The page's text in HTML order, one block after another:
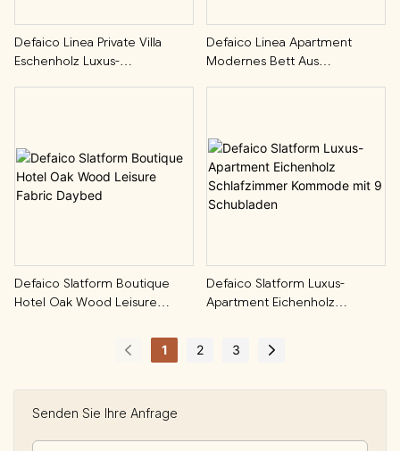
Senden Sie Ihre Anfrage
Defaico Linea Private Villa
Eschenholz Luxus-
Defaico Linea Apartment
Modernes Bett Aus
Defaico Slatform Boutique
Hotel Oak Wood Leisure
Defaico Slatform Luxus-
Apartment Eichenholz
1 2 3